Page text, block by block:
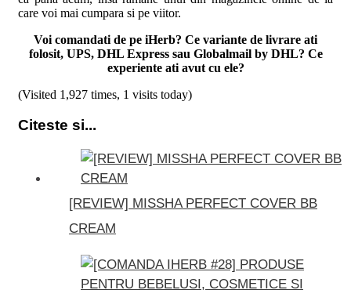
care voi mai cumpara si pe viitor.
Voi comandati de pe iHerb? Ce variante de livrare ati
folosit, UPS, DHL Express sau Globalmail by DHL? Ce
experiente ati avut cu ele?
(Visited 1,927 times, 1 visits today)
Citeste si...
[REVIEW] MISSHA PERFECT COVER BB
CREAM